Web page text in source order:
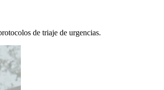
de triaje de urgencias.